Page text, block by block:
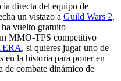
directa del equipo de
un vistazo a Guild Wars 2,
vuelto gratuito
MMO-TPS competitivo
, si quieres jugar uno de
en la historia para poner en
de combate dinámico de